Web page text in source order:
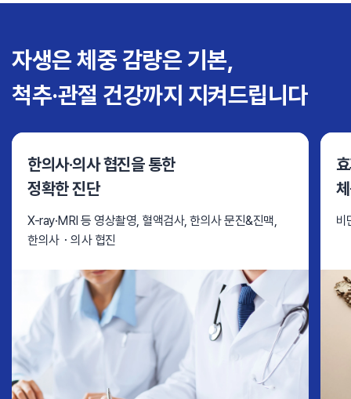
자생은 체중 감량은 기본,
척추·관절 건강까지 지켜드립니다
한의사·의사 협진을 통한
정확한 진단
X-ray·MRI 등 영상촬영, 혈액검사, 한의사 문진&진맥,
한의사・의사 협진
비